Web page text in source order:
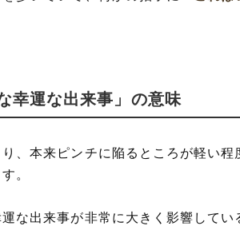
幸運な出来事」の意味
、本来ピンチに陥るところが軽い程
。
な出来事が非常に大きく影響してい